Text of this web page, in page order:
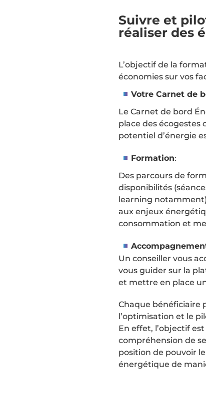
Suivre et
réaliser des
L’objectif de la
économies sur vos
Votre Carnet de
Le Carnet de bord
place des écogestes
potentiel d’énergie
Formation:
Des parcours de
disponibilités
learning
aux enjeux
consommation et
Un conseiller vous
vous guider sur la
et mettre en place
Chaque bénéficiaire
l’optimisation et le
En effet, l’objectif
compréhension de
position de pouvoir
énergétique de